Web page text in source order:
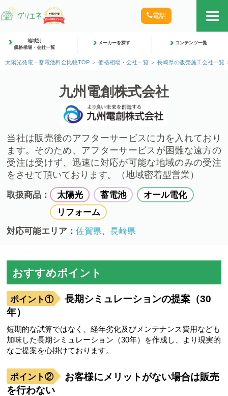
電話
地域別
価格相場・会社一覧
メーカーを探す コンテンツ一覧
太陽光発電・蓄電池料金比較TOP 価格相場・会社一覧 長崎県の販売施工会社一覧
九州電創株式会社
当社は販売後のアフターサービスに力を入れており
ます。そのため、アフターサービスが困難な遠方の
受注は受けず、迅速に対応が可能な地域のみの受注
をさせて頂いております。（地域密着型営業）
取扱商品： 太陽光 蓄電池
オール電化
リフォーム
対応可能エリア：佐賀県 、長崎県
おすすめポイント
長期シミュレーションの提案（30
年）
短期的な試算ではなく、経年劣化及びメンテナンス費用なども
加味した長期シミュレーション（30年）を作成し、より現実的
なご提案を心掛けております。
お客様にメリットがない場合は販売
を行わない